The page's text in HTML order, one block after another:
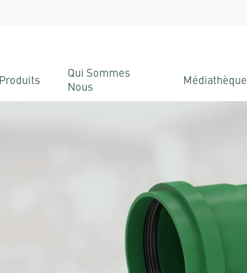
Produits
Qui Sommes
Nous
Médiathèque